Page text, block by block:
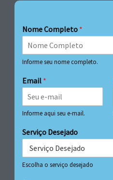
Nome Completo *
Informe seu nome completo.
Email *
Informe aqui seu e-mail.
Serviço Desejado
Escolha o serviço desejado